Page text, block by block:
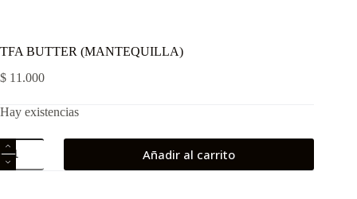
TFA BUTTER (MANTEQUILLA)
$ 11.000
Hay existencias
TFA
BUTTER
(MANTEQUILLA)
Añadir al carrito